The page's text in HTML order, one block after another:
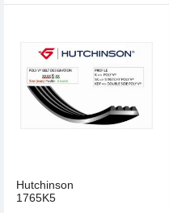
Hutchinson
1765K5